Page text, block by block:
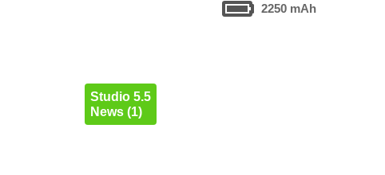
2250 mAh
Studio 5.5
News (1)